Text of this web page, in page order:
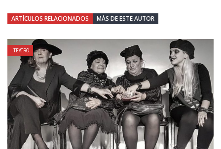
ARTÍCULOS RELACIONADOS MÁS DE ESTE AUTOR
TEATRO